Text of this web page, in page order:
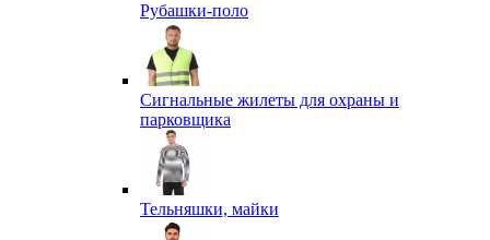
Рубашки-поло
Сигнальные жилеты для охраны и
парковщика
Тельняшки, майки